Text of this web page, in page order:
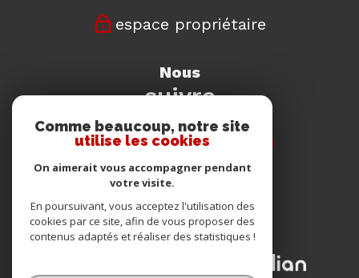
espace propriétaire
nous
suivre
nous
adhérons
Comme beaucoup, notre site
utilise les cookies
On aimerait vous accompagner pendant
votre visite.
En poursuivant, vous acceptez l'utilisation des
cookies par ce site, afin de vous proposer des
contenus adaptés et réaliser des statistiques !